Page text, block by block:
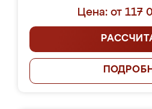
Цена: от 117